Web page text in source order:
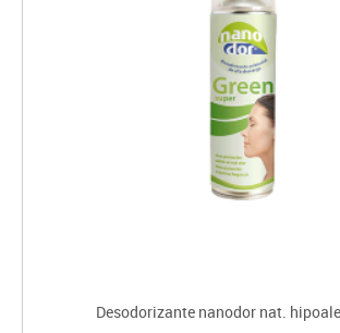
Desodorizante nanodor nat.